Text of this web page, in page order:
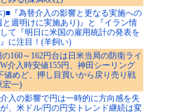
)■『為替介入の影響と更なる実施への
と週明けに実施あり)』と『イラン情
て『明日に米国の雇用統計の発表を
に注目！(羊飼い)
160～162円台は日米当局の防衛ライ
介入時安値155円、神田シーリング
値めど、押し目買いから戻り売り戦
宏一)
入の影響で円は一時的に方向感を失
、米ドル/円の円安トレンド継続は変